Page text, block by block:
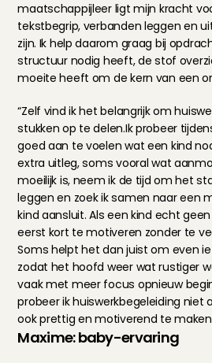
maatschappijleer ligt mijn kracht
tekstbegrip, verbanden leggen en
zijn. Ik help daarom graag bij
structuur nodig heeft, de stof
moeite heeft om de kern van een
“Zelf vind ik het belangrijk om
stukken op te delen.Ik probeer
goed aan te voelen wat een kind
extra uitleg, soms vooral wat
moeilijk is, neem ik de tijd om het
leggen en zoek ik samen naar een
kind aansluit. Als een kind echt
eerst kort te motiveren zonder te
Soms helpt het dan juist om even
zodat het hoofd weer wat rustiger
vaak met meer focus opnieuw
probeer ik huiswerkbegeleiding niet
ook prettig en motiverend te
Maxime: baby-ervaring